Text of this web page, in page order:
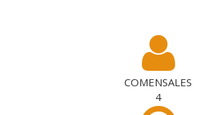
COMENSALES
4